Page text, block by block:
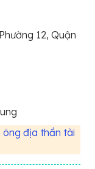
12, Quận
ông địa thần tài